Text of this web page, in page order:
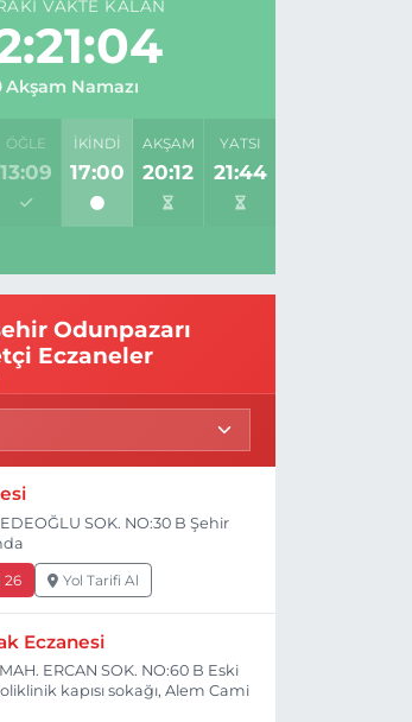
VAKTE KALAN
Akşam Namazı
ÖĞLE
13:09
İKINDI
17:00
AKŞAM
20:12
YATSI
21:44
Odunpazarı
Eczaneler
SOK. NO:30 B Şehir
26 Yol Tarifi Al
Eczanesi
ERCAN SOK. NO:60 B Eski
kapısı sokağı, Alem Cami